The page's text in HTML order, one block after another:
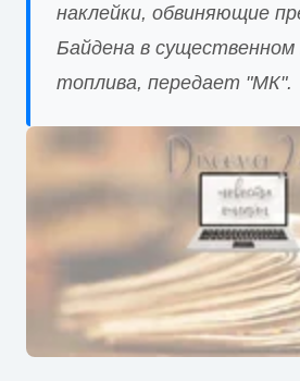
наклейки, обвиняющие
Байдена в существенном
топлива, передает "МК".